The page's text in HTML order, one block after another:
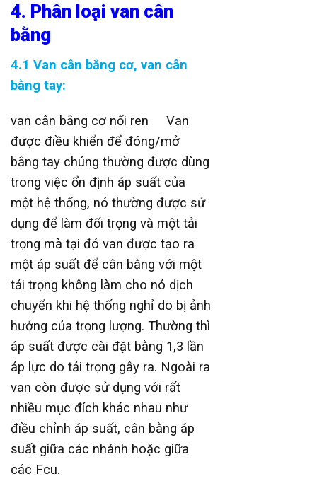
4. Phân loại van cân
bằng
4.1 Van cân bằng cơ, van cân
bằng tay:
van cân bằng cơ nối ren Van
được điều khiển để đóng/mở
bằng tay chúng thường được dùng
trong việc ổn định áp suất của
một hệ thống, nó thường được sử
dụng để làm đối trọng và một tải
trọng mà tại đó van được tạo ra
một áp suất để cân bằng với một
tải trọng không làm cho nó dịch
chuyển khi hệ thống nghỉ do bị ảnh
hưởng của trọng lượng. Thường thì
áp suất được cài đặt bằng 1,3 lần
áp lực do tải trọng gây ra. Ngoài ra
van còn được sử dụng với rất
nhiều mục đích khác nhau như
điều chỉnh áp suất, cân bằng áp
suất giữa các nhánh hoặc giữa
các Fcu.